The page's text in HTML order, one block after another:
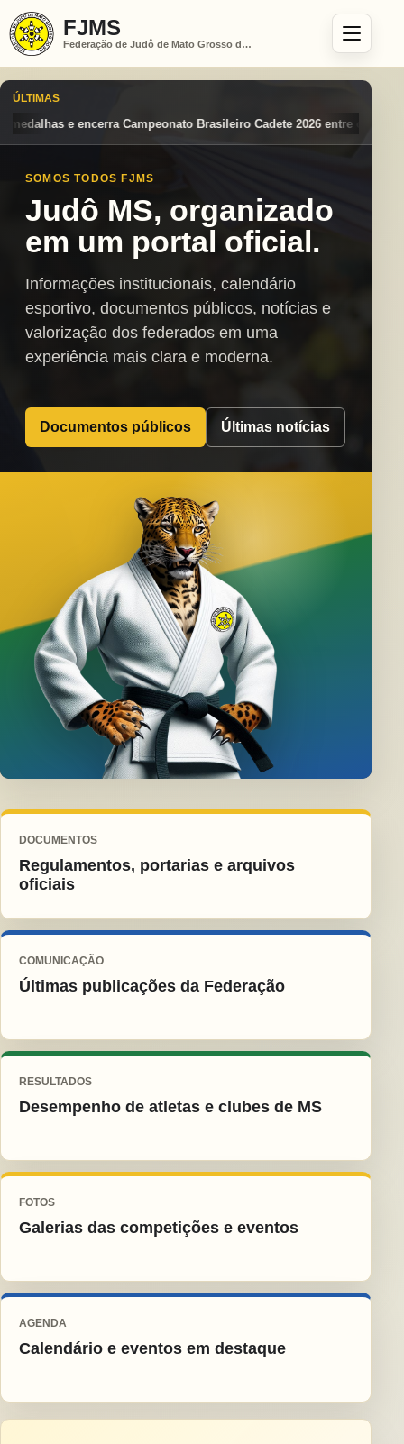
FJMS
Federação de Judô de Mato Grosso do Sul
ÚLTIMAS
Brasileiro Cadete 2026 entre os destaques nacionais Mato Grosso
SOMOS TODOS FJMS
Judô MS, organizado
em um portal oficial.
Informações institucionais, calendário
esportivo, documentos públicos, notícias e
valorização dos federados em uma
experiência mais clara e moderna.
Documentos públicos Últimas notícias
DOCUMENTOS
Regulamentos, portarias e arquivos
oficiais
COMUNICAÇÃO
Últimas publicações da Federação
RESULTADOS
Desempenho de atletas e clubes de MS
FOTOS
Galerias das competições e eventos
AGENDA
Calendário e eventos em destaque